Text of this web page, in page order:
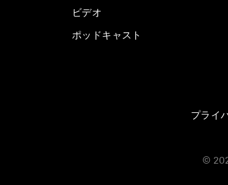
ビデオ
ポッドキャスト
プライ
©